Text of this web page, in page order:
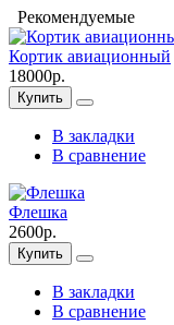
Рекомендуемые
Кортик авиационный
18000р.
Купить
В закладки
В сравнение
Флешка
2600р.
Купить
В закладки
В сравнение